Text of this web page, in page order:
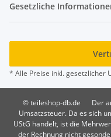
Gesetzliche
* Alle Preise inkl. gesetzlicher
© teileshop-db.de
Der
Umsatzsteuer. Da es sich
UStG handelt, ist die
der Rechnung nicht